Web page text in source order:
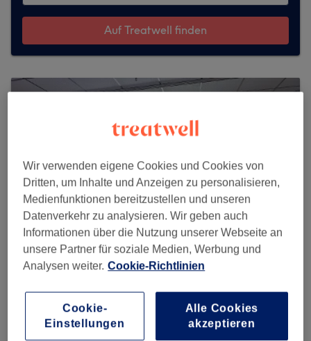
Auf Treatwell finden
Happy Nail
288 reviews
Rathausmarkt 118 , Im Rathausmarkt Galerie, Gegenüber
Wir verwenden eigene Cookies und Cookies von
Dritten, um Inhalte und Anzeigen zu personalisieren,
Medienfunktionen bereitzustellen und unseren
Datenverkehr zu analysieren. Wir geben auch
Informationen über die Nutzung unserer Webseite an
unsere Partner für soziale Medien, Werbung und
Analysen weiter. Cookie-Richtlinien
Cookie-
Einstellungen
Alle Cookies
akzeptieren